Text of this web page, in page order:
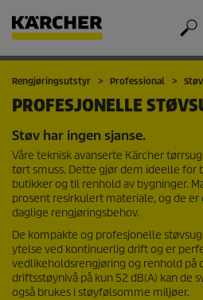
Handlekurv
Ønskeliste
Rengjøringsutstyr Professional
PROFESJONELLE
Støv har ingen sjanse.
Våre teknisk avanserte Kärcher
tørt smuss. Dette gjør dem ideelle for
butikker og til renhold av bygninger.
prosent resirkulert materiale, og de
daglige rengjøringsbehov.
De kompakte og profesjonelle
ytelse ved kontinuerlig drift og er
vedlikeholdsrengjøring og renhold på
driftsstøynivå på kun 52 dB(A) kan de
også brukes i støyfølsomme miljøer.